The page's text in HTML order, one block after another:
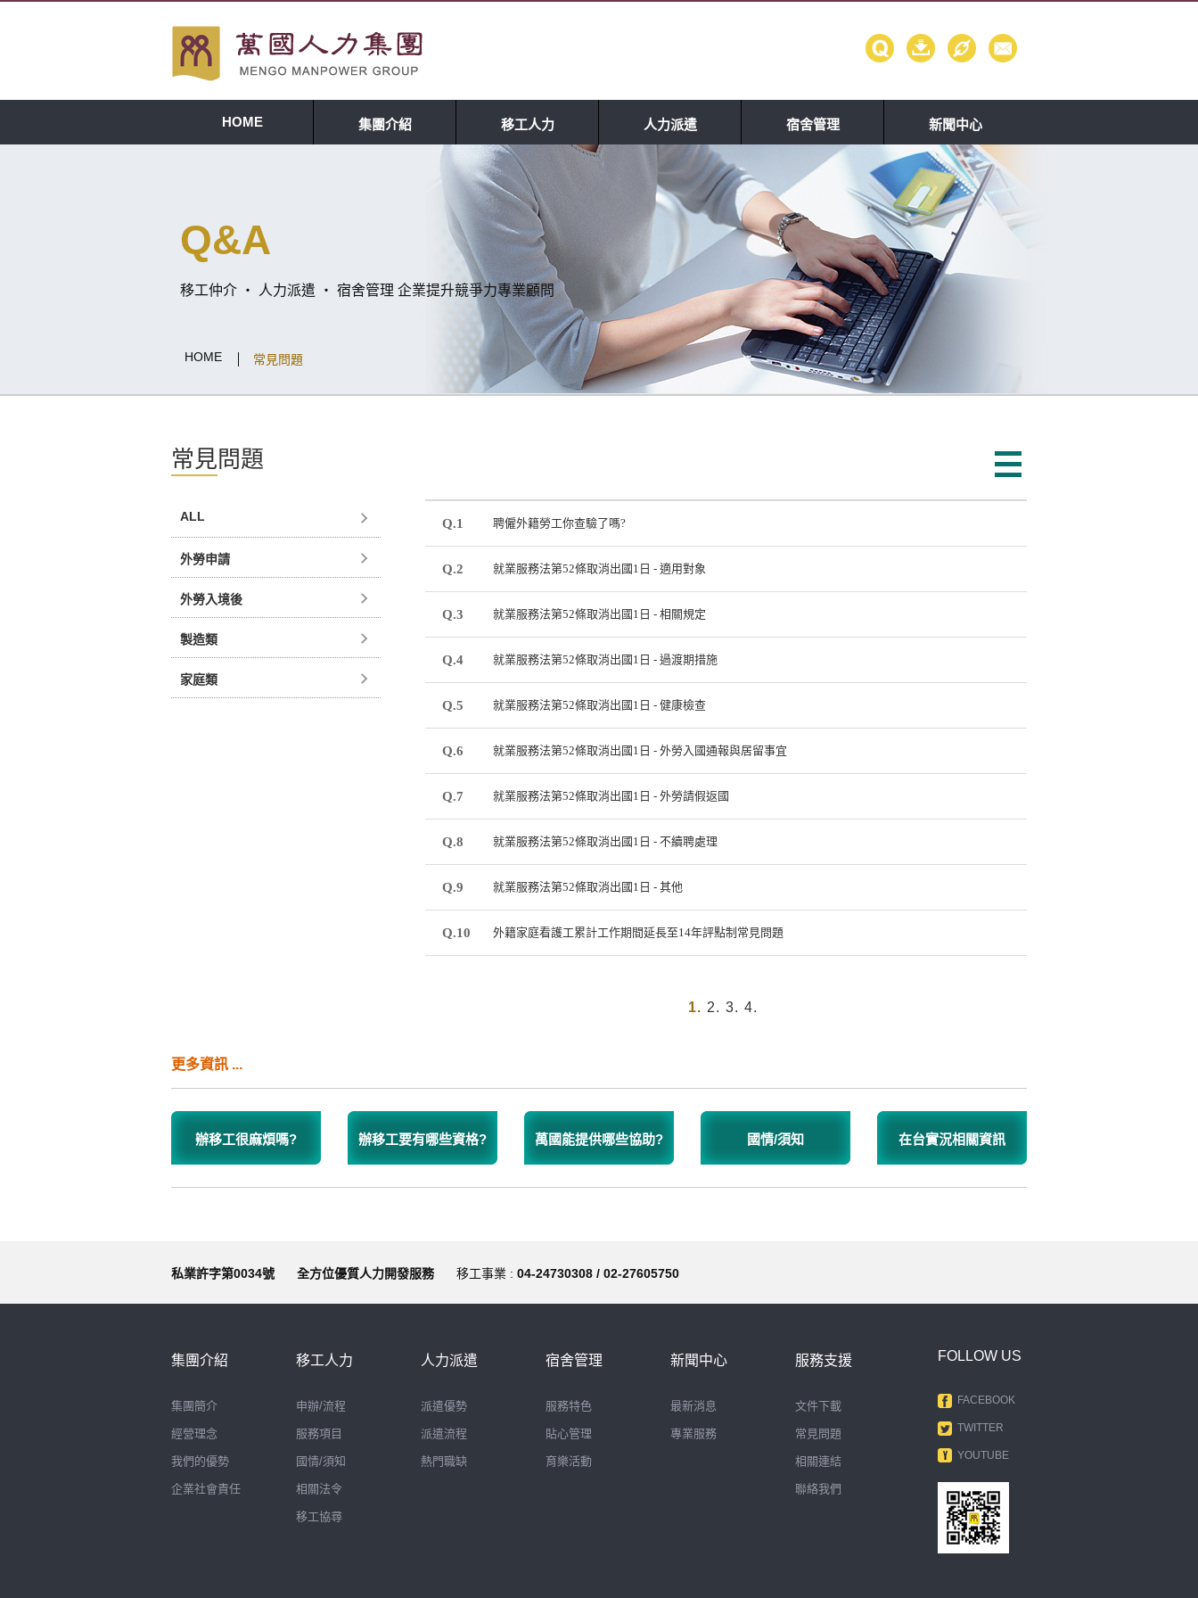
HOME 集團介紹 移工人力 人力派遣 宿舍管理 新聞中心
Q&A
移工仲介 ‧ 人力派遣 ‧ 宿舍管理 企業提升競爭力專業顧問
HOME 常見問題
常見問題
ALL
外勞申請
外勞入境後
製造類
家庭類
Q.1 聘僱外籍勞工你查驗了嗎?
Q.2 就業服務法第52條取消出國1日 - 適用對象
Q.3 就業服務法第52條取消出國1日 - 相關規定
Q.4 就業服務法第52條取消出國1日 - 過渡期措施
Q.5 就業服務法第52條取消出國1日 - 健康檢查
Q.6 就業服務法第52條取消出國1日 - 外勞入國通報與居留事宜
Q.7 就業服務法第52條取消出國1日 - 外勞請假返國
Q.8 就業服務法第52條取消出國1日 - 不續聘處理
Q.9 就業服務法第52條取消出國1日 - 其他
Q.10 外籍家庭看護工累計工作期間延長至14年評點制常見問題
1. 2. 3. 4.
更多資訊 ...
辦移工很麻煩嗎? 辦移工要有哪些資格? 萬國能提供哪些協助? 國情/須知 在台實況相關資訊
私業許字第0034號 全方位優質人力開發服務 移工事業 : 04-24730308 / 02-27605750
集團介紹
集團簡介
經營理念
我們的優勢
企業社會責任
移工人力
申辦/流程
服務項目
國情/須知
相關法令
移工協尋
人力派遣
派遣優勢
派遣流程
熱門職缺
宿舍管理
服務特色
貼心管理
育樂活動
新聞中心
最新消息
專業服務
服務支援
文件下載
常見問題
相關連結
聯絡我們
FOLLOW US
FACEBOOK
TWITTER
YOUTUBE